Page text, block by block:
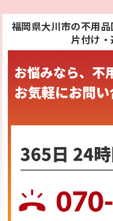
福岡県大川市の不用
片付け